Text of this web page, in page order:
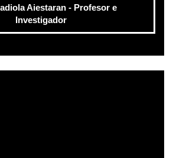
Aiestaran - Profesor e
Investigador